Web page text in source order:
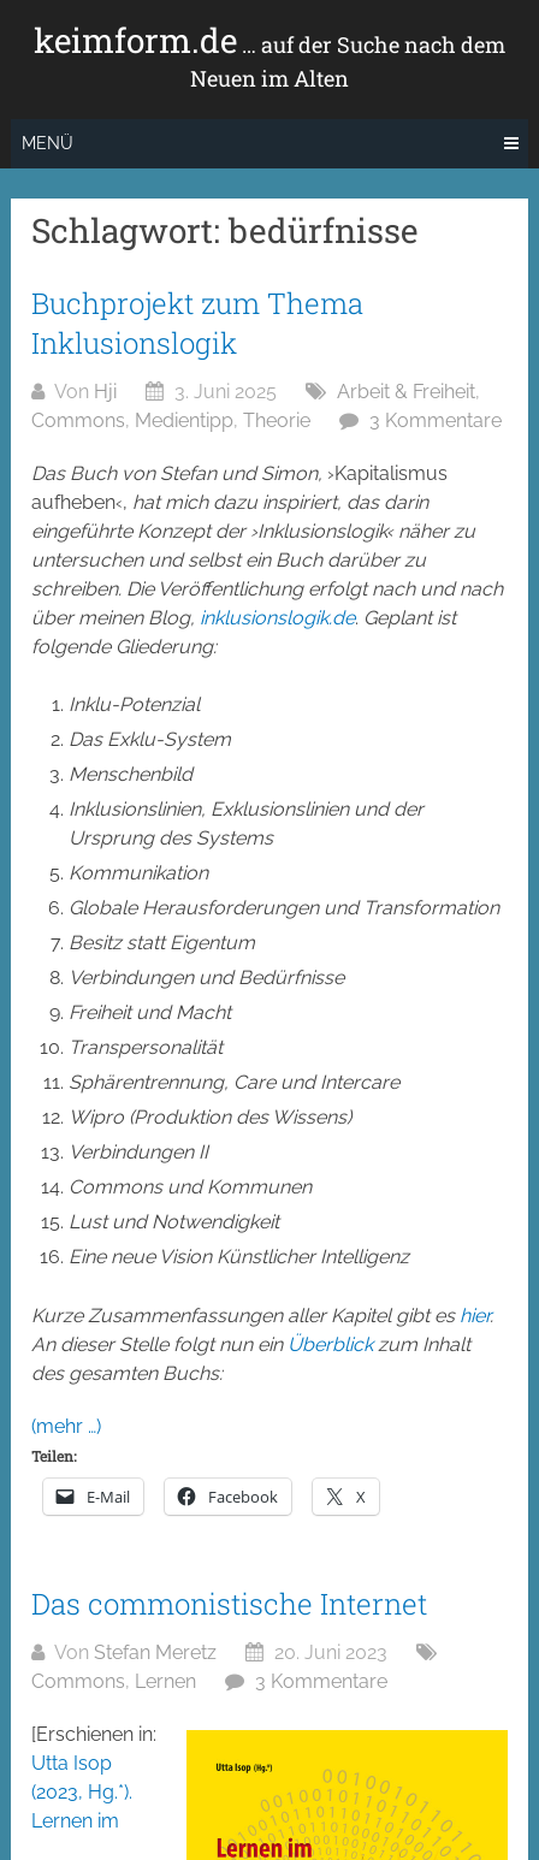
Inhaltkeimform.de… auf der Suche nach dem
Neuen im Alten
MENÜ
Schlagwort:bedürfnisse
Buchprojekt zum Thema
Inklusionslogik
Von Hji 3. Juni 2025 Arbeit & Freiheit,
Commons, Medientipp,Theorie 3 Kommentare
Das Buch von Stefan und Simon, ›Kapitalismus
aufheben‹, hat mich dazu inspiriert, das darin
eingeführte Konzept der ›Inklusionslogik‹ näher zu
untersuchen und selbst ein Buch darüber zu
schreiben. Die Veröffentlichung erfolgt nach und nach
über meinen Blog, inklusionslogik.de. Geplant ist
folgende Gliederung:
Inklu-Potenzial
Das Exklu-System
Menschenbild
Inklusionslinien, Exklusionslinien und der
Ursprung des Systems
Kommunikation
Globale Herausforderungen und Transformation
Besitz statt Eigentum
Verbindungen und Bedürfnisse
Freiheit und Macht
Transpersonalität
Sphärentrennung, Care und Intercare
Wipro (Produktion des Wissens)
Verbindungen II
Commons und Kommunen
Lust und Notwendigkeit
Eine neue Vision Künstlicher Intelligenz
Kurze Zusammenfassungen aller Kapitel gibt es hier.
An dieser Stelle folgt nun ein Überblickzum Inhalt
des gesamten Buchs:
(mehr …)
Teilen:
E-Mail Facebook X
Das commonistische Internet
Von Stefan Meretz
20. Juni 2023
Commons, Lernen 3 Kommentare
[Erschienen in:
Utta Isop
(2023, Hg.*).
Lernen im